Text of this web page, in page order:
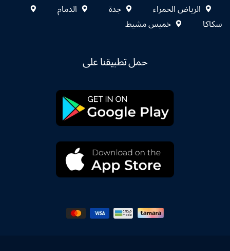
الرياض الحمراء جدة
الدمام
سكاكا
خميس مشيط
حمل تطبيقنا على